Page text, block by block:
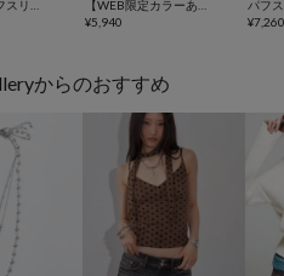
¥5,940 ¥
からのおすすめ